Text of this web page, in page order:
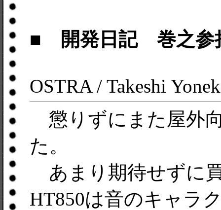
■ 開発日記 巻之参
OSTRA / Takeshi
懲りずにまた屋外
た。
あまり期待せずに買
HT850は音のキャラ